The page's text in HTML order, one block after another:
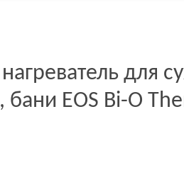
для
EOS Bi-O